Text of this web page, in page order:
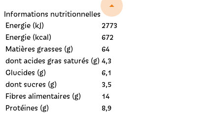
Informations nutritionnelles
Energie (kJ)
2773
Energie (kcal)
672
Matières grasses (g)
64
dont acides gras saturés (g) 4,3
Glucides (g)
6,1
dont sucres (g)
3,5
Fibres alimentaires (g)
14
Protéines (g)
8,9